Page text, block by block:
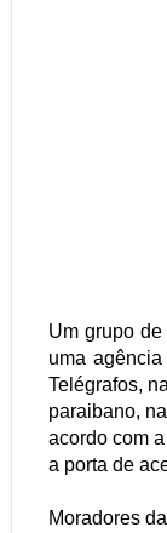
Um grupo
uma
Telégrafos,
paraibano,
acordo com
a porta de
Moradores